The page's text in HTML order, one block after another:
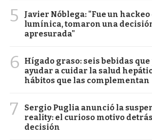
5
Javier Nóblega: "Fue un
lumínica, tomaron una
apresurada"
6
Hígado graso: seis bebidas que
ayudar a cuidar la salud
hábitos que las complementan
7
Sergio Puglia anunció la
reality: el curioso motivo
decisión